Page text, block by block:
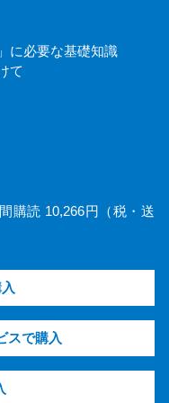
に必要な基礎知識
て
購読 10,266円（税・送
スで購入